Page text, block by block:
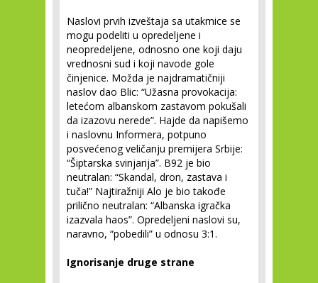
Naslovi prvih izveštaja sa utakmice se
mogu podeliti u opredeljene i
neopredeljene, odnosno one koji daju
vrednosni sud i koji navode gole
činjenice. Možda je najdramatičniji
naslov dao Blic: “Užasna provokacija:
letećom albanskom zastavom pokušali
da izazovu nerede”. Hajde da napišemo
i naslovnu Informera, potpuno
posvećenog veličanju premijera Srbije:
“Šiptarska svinjarija”. B92 je bio
neutralan: “Skandal, dron, zastava i
tuča!” Najtiražniji Alo je bio takođe
prilično neutralan: “Albanska igračka
izazvala haos”. Opredeljeni naslovi su,
naravno, “pobedili” u odnosu 3:1.
Ignorisanje druge strane